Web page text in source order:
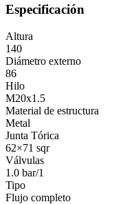
Especificación
Altura
140
Diámetro externo
86
Hilo
M20x1.5
Material de estructura
Metal
Junta Tórica
62×71 sqr
Válvulas
1.0 bar/1
Tipo
Flujo completo